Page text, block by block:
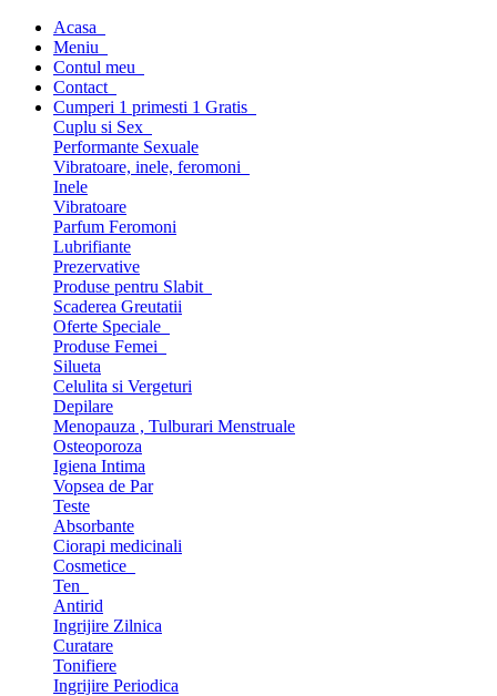
Acasa
Meniu
Contul meu
Contact
Cumperi 1 primesti 1 Gratis
Cuplu si Sex
Performante Sexuale
Vibratoare, inele, feromoni
Inele
Vibratoare
Parfum Feromoni
Lubrifiante
Prezervative
Produse pentru Slabit
Scaderea Greutatii
Oferte Speciale
Produse Femei
Silueta
Celulita si Vergeturi
Depilare
Menopauza , Tulburari Menstruale
Osteoporoza
Igiena Intima
Vopsea de Par
Teste
Absorbante
Ciorapi medicinali
Cosmetice
Ten
Antirid
Ingrijire Zilnica
Curatare
Tonifiere
Ingrijire Periodica